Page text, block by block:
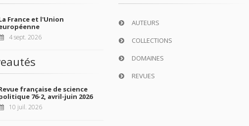
France et l'Union
4 sept. 2026
française de science
76-2, avril-juin 2026
10 juil. 2026
AUTEURS
COLLECTIONS
DOMAINES
REVUES